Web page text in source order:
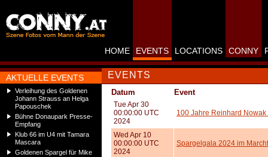
AKTUELLE EVENTS
Verleihung des Goldenen
Johann Strauss an Helga
Papouschek
Bühne Donaupark Presse-
Empfang
Klub 66 im U4 mit Tamara
Mascara
Goldenen Spargel für Mike
HOME EVENTS LOCATIONS CONNY
EVENTS
Datum Event
Tue Apr 30
00:00:00 UTC
2024
100 Jahre Reinhard
Wed Apr 10
00:00:00 UTC
2024
Spargelgala 2024 im